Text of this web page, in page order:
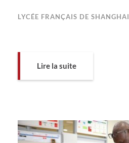
LYCÉE FRANÇAIS DE SHANGHAI
Lire la suite